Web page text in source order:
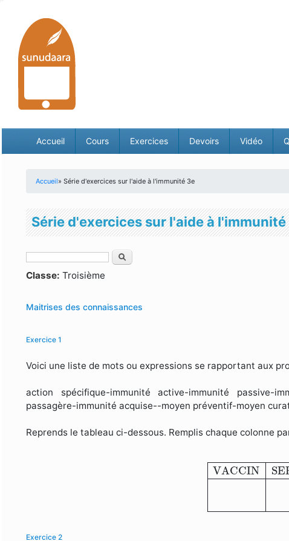
Accueil Cours Exercices Devoirs Vidéo
Accueil» Série d'exercices sur l'aide à l'immunité 3e
Série d'exercices sur l'aide à l'immunité
Formulaire de recherche
Rechercher
Classe:Troisième
Maitrises des connaissances
Exercice 1
Voici une liste de mots ou expressions se rapportant aux
action spécifique-immunité active-immunité passive-
passagère-immunité acquise--moyen préventif-moyen
Reprends le tableau ci-dessous. Remplis chaque colonne
VACCIN
VACCIN
Exercice 2